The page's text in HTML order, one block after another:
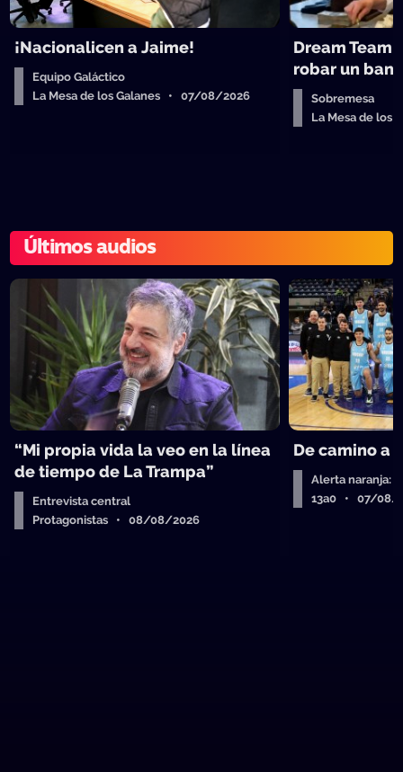
¡Nacionalicen a Jaime!
Equipo Galáctico
La Mesa de los Galanes • 07/08/2026
Dream Team
robar un
Sobremesa
La Mesa de
Últimos audios
“Mi propia vida la veo en la línea
de tiempo de La Trampa”
Entrevista central
Protagonistas • 08/08/2026
De camino a
Alerta naranja:
13a0 • 07/08/